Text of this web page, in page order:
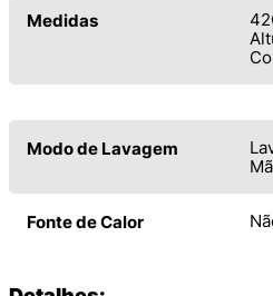
Medidas
Modo de Lavagem
Fonte de Calor